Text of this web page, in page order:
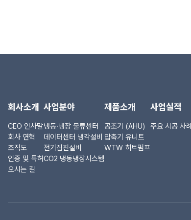
회사소개
CEO 인사말
회사 연혁
조직도
인증 및 특허
오시는 길
사업분야
냉동·냉장 물류센터
데이터센터 냉각설비
전기집진설비
CO2 냉동냉장시스템
제품소개
공조기 (AHU)
압축기 유니트
WTW 히트펌프
사업실적
주요 시공 사례